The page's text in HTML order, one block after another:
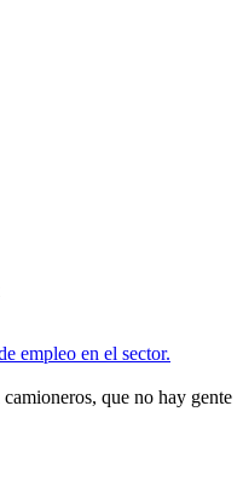
empleo en el sector.
que no hay gente